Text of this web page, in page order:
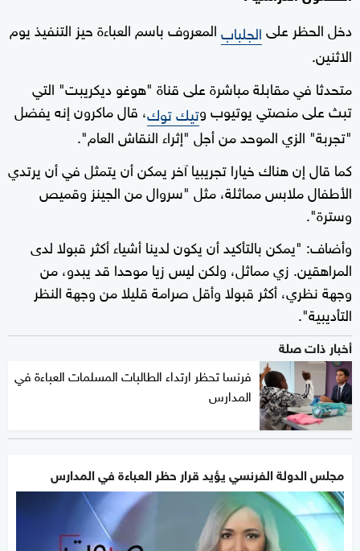
دخل الحظر علىالجلبابالمعروف باسم العباءة حيز التنفيذ يوم
الاثنين.
متحدثا في مقابلة مباشرة على قناة "هوغو ديكريبت" التي
تبث على منصتي يوتيوب وتيك توك، قال ماكرون إنه يفضل
"تجربة" الزي الموحد من أجل "إثراء النقاش العام".
كما قال إن هناك خيارا تجريبيا آخر يمكن أن يتمثل في أن يرتدي
الأطفال ملابس مماثلة، مثل "سروال من الجينز وقميص
وسترة".
وأضاف: "يمكن بالتأكيد أن يكون لدينا أشياء أكثر قبولا لدى
المراهقين. زي مماثل، ولكن ليس زيا موحدا قد يبدو، من
وجهة نظري، أكثر قبولا وأقل صرامة قليلا من وجهة النظر
التأديبية".
أخبار ذات صلة
فرنسا تحظر ارتداء الطالبات المسلمات العباءة في
المدارس
مجلس الدولة الفرنسي يؤيد قرار حظر العباءة في المدارس